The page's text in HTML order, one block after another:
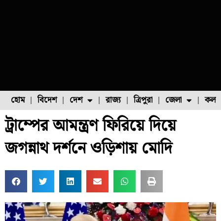
হোম বিদেশ দেশ
ফুল চাষ ফল চাষ মাছ চাষ
রাজ্য ত্রিপুরা জেলা
উত্তর ২৪ পরগনা
ট্রাম্পের আমন্ত্রণ ফিরিয়ে দিয়ে
জগন্নাথ দর্শনে ওড়িশায় মোদি